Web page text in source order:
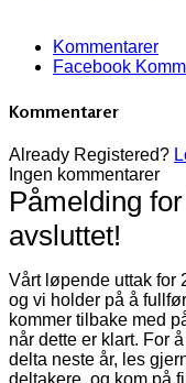
Kommentarer
Facebook
Kommentarer
Already Registered?
Ingen kommentarer
Påmelding
avsluttet!
Vårt løpende uttak for
og vi holder på å
kommer tilbake med
når dette er klart. For
delta neste år, les